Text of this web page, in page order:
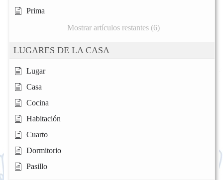
Prima
Mostrar artículos restantes (6)
LUGARES DE LA CASA
Lugar
Casa
Cocina
Habitación
Cuarto
Dormitorio
Pasillo